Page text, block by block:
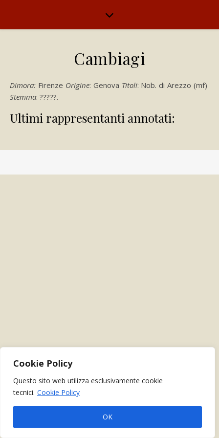
Cookie Policy
Questo sito web utilizza esclusivamente cookie
tecnici. Cookie Policy
OK
Cambiagi
Dimora: Firenze Origine: Genova Titoli: Nob. di Arezzo (mf)
Stemma: ?????.
Ultimi rappresentanti annotati: